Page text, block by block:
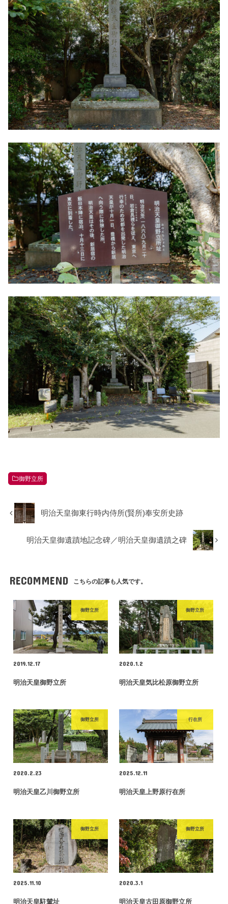
御野立所
明治天皇御東行時内侍所(賢所)奉安所史跡
明治天皇御遺蹟地記念碑／明治天皇御遺蹟之碑
RECOMMEND こちらの記事も人気です。
御野立所
2019.12.17
明治天皇御野立所
御野立所
2020.1.2
明治天皇気比松原御野立所
御野立所
2020.2.23
明治天皇乙川御野立所
行在所
2025.12.11
明治天皇上野原行在所
御野立所
2025.11.10
明治天皇駐輦址
御野立所
2020.3.1
明治天皇古田原御野立所